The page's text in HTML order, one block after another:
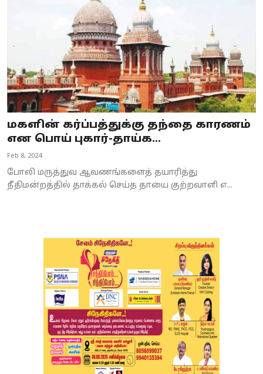
மகளின் கர்ப்பத்துக்கு தந்தை காரணம்
என பொய் புகார்-தாய்க...
Feb 8, 2024
போலி மருத்துவ ஆவணங்களைத் தயாரித்து
நீதிமன்றத்தில் தாக்கல் செய்த தாயை குற்றவாளி எ...